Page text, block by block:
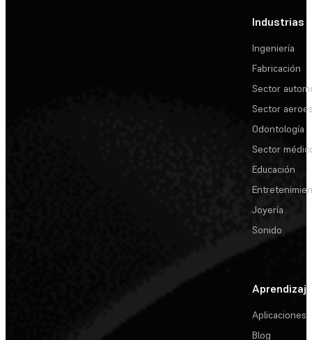
Industrias
Ingeniería
Fabricación
Sector
Sector
Odontología
Sector
Educación
Joyería
Sonido
Aprendizaje
Aplicaciones
Blog